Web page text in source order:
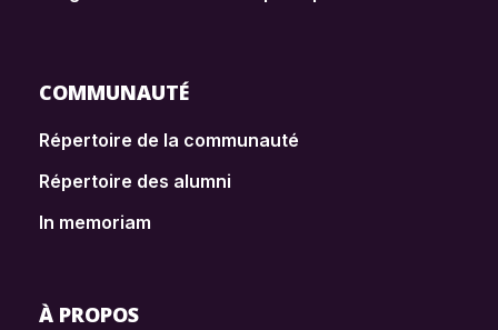
COMMUNAUTÉ
Répertoire de la communauté
Répertoire des alumni
In memoriam
À PROPOS